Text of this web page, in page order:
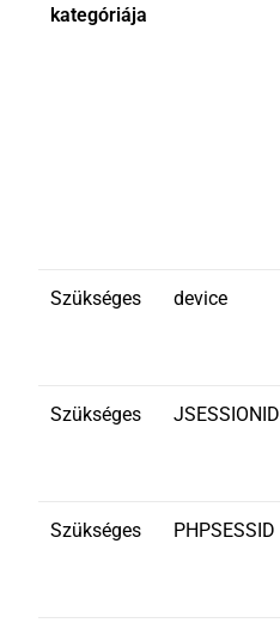
kategóriája
Szükséges device
Szükséges JSESSIONID
Szükséges PHPSESSID